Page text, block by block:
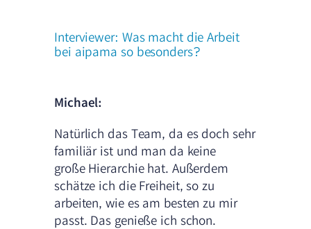
Interviewer: Was macht die Arbeit
bei aipama so besonders?
Michael:
Natürlich das Team, da es doch sehr
familiär ist und man da keine
große Hierarchie hat. Außerdem
schätze ich die Freiheit, so zu
arbeiten, wie es am besten zu mir
passt. Das genieße ich schon.